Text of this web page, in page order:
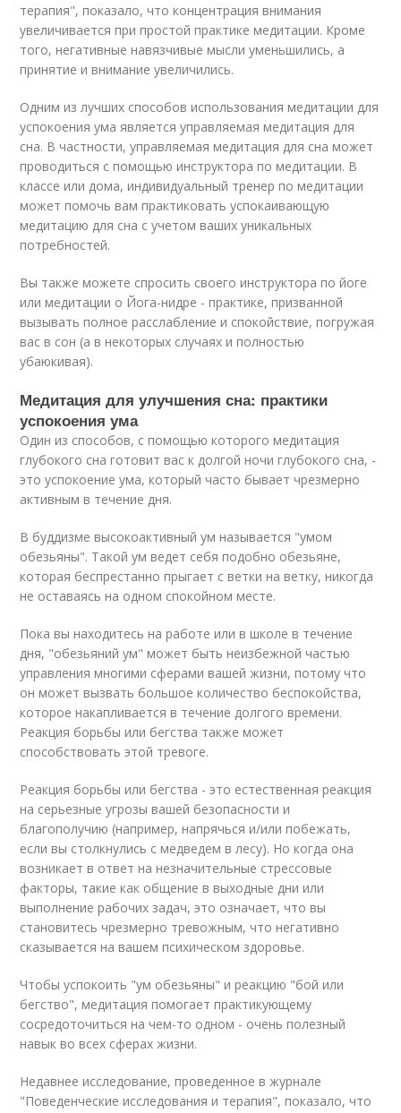
терапия", показало, что концентрация внимания
увеличивается при простой практике медитации. Кроме
того, негативные навязчивые мысли уменьшились, а
принятие и внимание увеличились.
Одним из лучших способов использования медитации для
успокоения ума является управляемая медитация для
сна. В частности, управляемая медитация для сна может
проводиться с помощью инструктора по медитации. В
классе или дома, индивидуальный тренер по медитации
может помочь вам практиковать успокаивающую
медитацию для сна с учетом ваших уникальных
потребностей.
Вы также можете спросить своего инструктора по йоге
или медитации о Йога-нидре - практике, призванной
вызывать полное расслабление и спокойствие, погружая
вас в сон (а в некоторых случаях и полностью
убаюкивая).
Медитация для улучшения сна: практики
успокоения ума
Один из способов, с помощью которого медитация
глубокого сна готовит вас к долгой ночи глубокого сна, -
это успокоение ума, который часто бывает чрезмерно
активным в течение дня.
В буддизме высокоактивный ум называется "умом
обезьяны". Такой ум ведет себя подобно обезьяне,
которая беспрестанно прыгает с ветки на ветку, никогда
не оставаясь на одном спокойном месте.
Пока вы находитесь на работе или в школе в течение
дня, "обезьяний ум" может быть неизбежной частью
управления многими сферами вашей жизни, потому что
он может вызвать большое количество беспокойства,
которое накапливается в течение долгого времени.
Реакция борьбы или бегства также может
способствовать этой тревоге.
Реакция борьбы или бегства - это естественная реакция
на серьезные угрозы вашей безопасности и
благополучию (например, напрячься и/или побежать,
если вы столкнулись с медведем в лесу). Но когда она
возникает в ответ на незначительные стрессовые
факторы, такие как общение в выходные дни или
выполнение рабочих задач, это означает, что вы
становитесь чрезмерно тревожным, что негативно
сказывается на вашем психическом здоровье.
Чтобы успокоить "ум обезьяны" и реакцию "бой или
бегство", медитация помогает практикующему
сосредоточиться на чем-то одном - очень полезный
навык во всех сферах жизни.
Недавнее исследование, проведенное в журнале
"Поведенческие исследования и терапия", показало, что